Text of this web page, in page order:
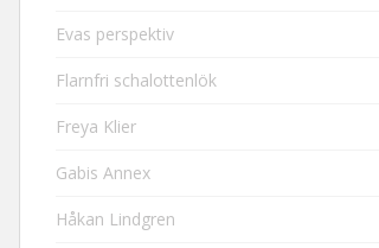
Evas perspektiv
Flarnfri schalottenlök
Freya Klier
Gabis Annex
Håkan Lindgren